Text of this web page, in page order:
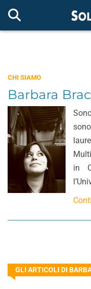
CHI SIAMO
Barbara
in
GLI ARTICOLI DI